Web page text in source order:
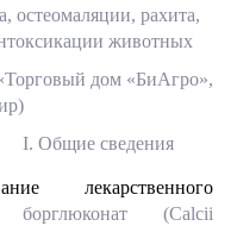
остеомаляции, рахита,
животных
дом «БиАгро»,
I. Общие сведения
лекарственного
борглюконат (Calcii